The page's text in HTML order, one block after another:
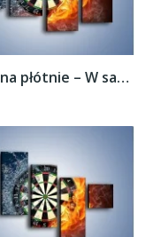
Obraz na płótnie – W sam środek tarczy –...